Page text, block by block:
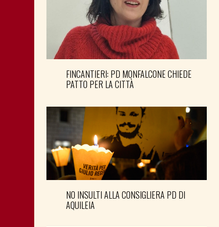
FINCANTIERI: PD MONFALCONE CHIEDE
PATTO PER LA CITTÀ
NO INSULTI ALLA CONSIGLIERA PD DI
AQUILEIA